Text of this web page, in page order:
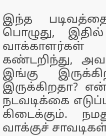
இந்த
பொழுது,
வாக்காளர்கள்
கண்டறிந்து,
இங்கு
இருக்கிறதா?
நடவடிக்கை
கிடைக்கும்.
வாக்குச்